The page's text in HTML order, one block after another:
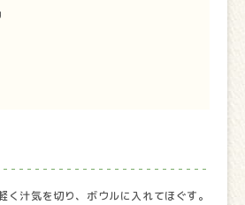
く汁気を切り、ボウルに入れてほぐす。